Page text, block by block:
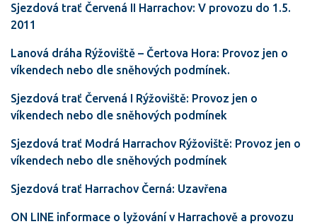
Sjezdová trať Červená II Harrachov: V provozu do 1.5.
2011
Lanová dráha Rýžoviště – Čertova Hora: Provoz jen o
víkendech nebo dle sněhových podmínek.
Sjezdová trať Červená I Rýžoviště: Provoz jen o
víkendech nebo dle sněhových podmínek
Sjezdová trať Modrá Harrachov Rýžoviště: Provoz jen o
víkendech nebo dle sněhových podmínek
Sjezdová trať Harrachov Černá: Uzavřena
ON LINE informace o lyžování v Harrachově a provozu